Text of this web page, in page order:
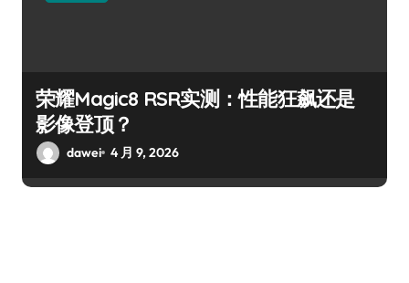
荣耀Magic8 RSR实测：性能狂飙还是
影像登顶？
dawei 4 月 9, 2026